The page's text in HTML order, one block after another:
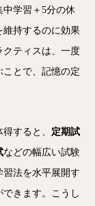
中学習＋5分の休
維持するのに効果
クティスは、一度
とで、記憶の定
すると、 定期試
などの幅広い試験
法を水平展開す
きます。こうし